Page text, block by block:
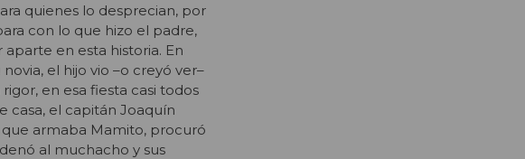
quienes lo desprecian, por
con lo que hizo el padre,
en esta historia. En
el hijo vio –o creyó ver–
en esa fiesta casi todos
casa, el capitán Joaquín
armaba Mamito, procuró
al muchacho y sus